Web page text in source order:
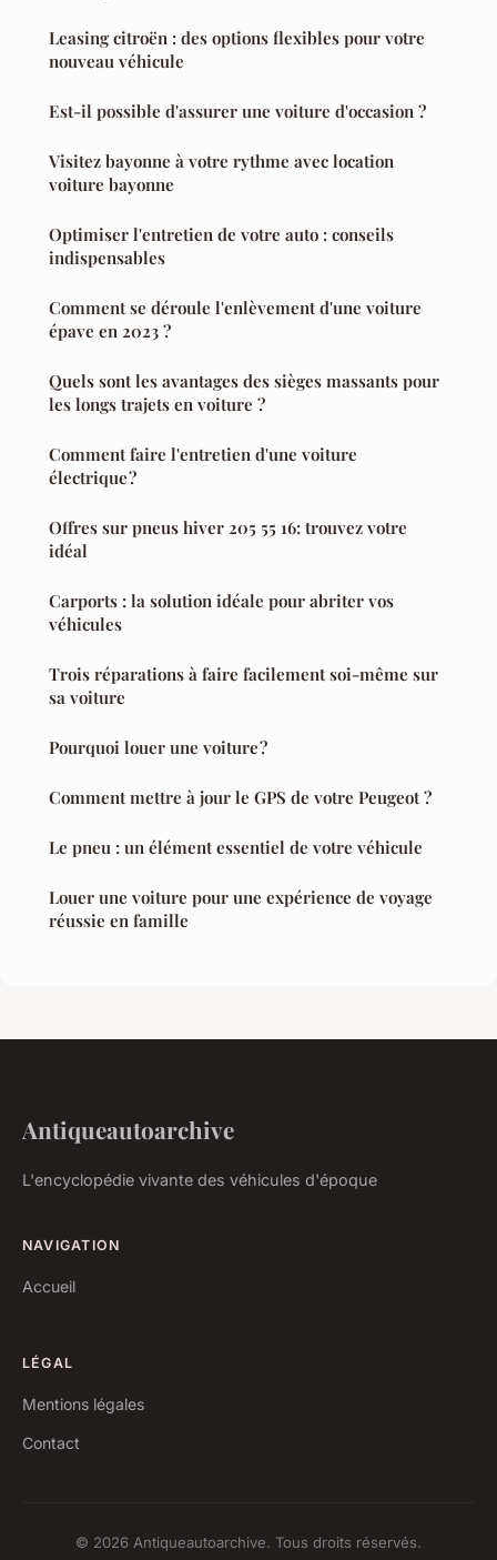
Leasing citroën : des options flexibles pour votre
nouveau véhicule
Est-il possible d'assurer une voiture d'occasion ?
Visitez bayonne à votre rythme avec location
voiture bayonne
Optimiser l'entretien de votre auto : conseils
indispensables
Comment se déroule l'enlèvement d'une voiture
épave en 2023 ?
Quels sont les avantages des sièges massants pour
les longs trajets en voiture ?
Comment faire l'entretien d'une voiture
électrique ?
Offres sur pneus hiver 205 55 16: trouvez votre
idéal
Carports : la solution idéale pour abriter vos
véhicules
Trois réparations à faire facilement soi-même sur
sa voiture
Pourquoi louer une voiture ?
Comment mettre à jour le GPS de votre Peugeot ?
Le pneu : un élément essentiel de votre véhicule
Louer une voiture pour une expérience de voyage
réussie en famille
Antiqueautoarchive
L'encyclopédie vivante des véhicules d'époque
NAVIGATION
Accueil
LÉGAL
Mentions légales
Contact
© 2026 Antiqueautoarchive. Tous droits réservés.